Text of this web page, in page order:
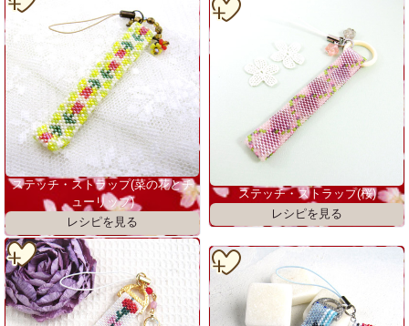
ステッチ・ストラップ(菜の花とチ
ューリップ)
ステッチ・ストラップ(桜)